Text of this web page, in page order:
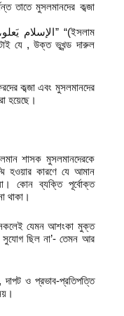
তাতে মুসলমানদের কব্জা
যে , উক্ত ভূখন্ড দারুল
কব্জা এবং মুসলমানদের
হয়েছে।
শাসক মুসলমানদেরকে
হওয়ার কারণে যে আমান
কোন ব্যক্তি পূর্বোক্ত
থাকা।
সকলেই যেমন আশংকা মুক্ত
সুযোগ ছিল না’- তেমন আর
ও প্রভাব-প্রতিপত্তি